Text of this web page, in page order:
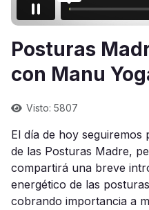
Posturas
con Manu
Visto: 5807
El día de hoy
de las Posturas Madre,
compartirá una breve
energético de las
cobrando importancia a